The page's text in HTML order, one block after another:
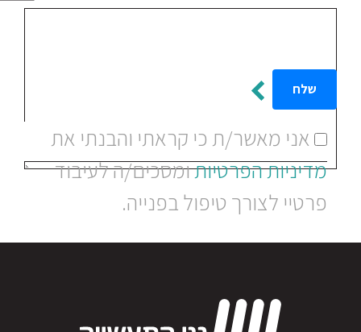
אני מאשר/ת כי קראתי והבנתי את
מדיניות הפרטיותומסכים/ה לעיבוד
פרטיי לצורך טיפול בפנייה.